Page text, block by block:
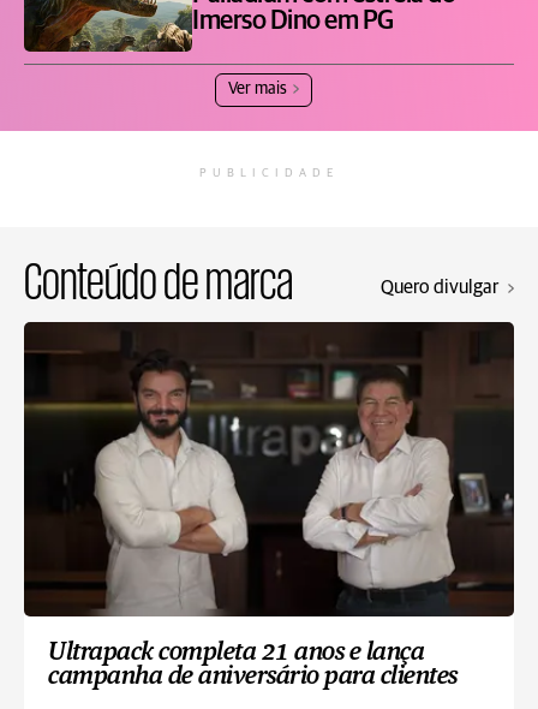
Imerso Dino em PG
Ver mais
PUBLICIDADE
Conteúdo de marca Quero divulgar
Ultrapack completa 21 anos e lança
campanha de aniversário para clientes